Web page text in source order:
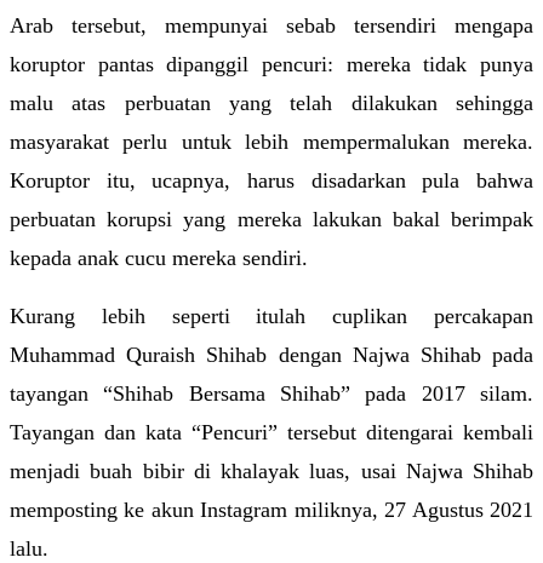
Arab tersebut, mempunyai sebab tersendiri mengapa
koruptor pantas dipanggil pencuri: mereka tidak punya
malu atas perbuatan yang telah dilakukan sehingga
masyarakat perlu untuk lebih mempermalukan mereka.
Koruptor itu, ucapnya, harus disadarkan pula bahwa
perbuatan korupsi yang mereka lakukan bakal berimpak
kepada anak cucu mereka sendiri.
Kurang lebih seperti itulah cuplikan percakapan
Muhammad Quraish Shihab dengan Najwa Shihab pada
tayangan “Shihab Bersama Shihab” pada 2017 silam.
Tayangan dan kata “Pencuri” tersebut ditengarai kembali
menjadi buah bibir di khalayak luas, usai Najwa Shihab
memposting ke akun Instagram miliknya, 27 Agustus 2021
lalu.